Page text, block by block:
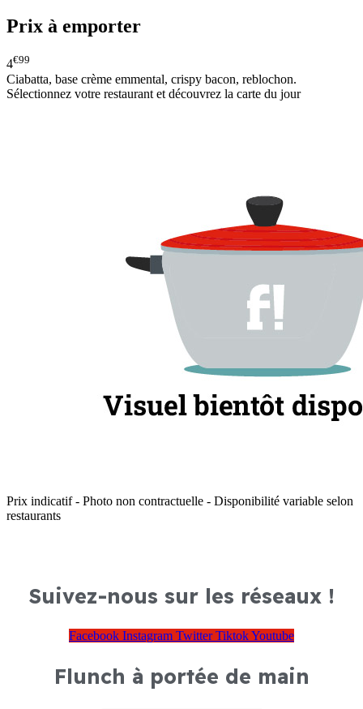
Prix à emporter
4€99
Ciabatta, base crème emmental, crispy bacon, reblochon.
Sélectionnez votre restaurant et découvrez la carte du jour
Prix indicatif - Photo non contractuelle - Disponibilité variable selon
restaurants
Suivez-nous sur les réseaux !
Facebook Instagram Twitter TiktokYoutube
Flunch à portée de main